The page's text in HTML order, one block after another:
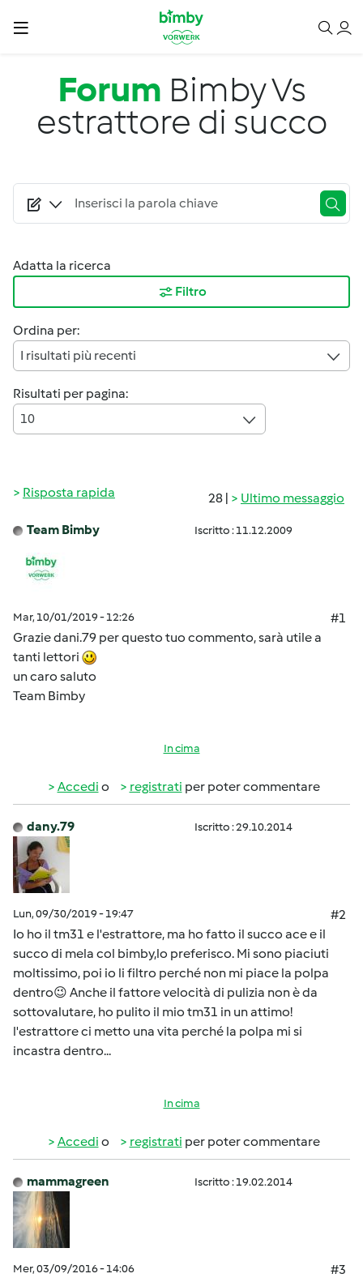
Salta al contenuto principale
Forum Bimby Vs
estrattore di succo
Adatta la ricerca
Filtro
Ordina per:
I risultati più recenti
Risultati per pagina:
10
28 | Ultimo messaggio
Risposta rapida
Team Bimby Iscritto : 11.12.2009
Mar, 10/01/2019 - 12:26
#1
Grazie dani.79 per questo tuo commento, sarà utile a
tanti lettori
un caro saluto
Team Bimby
In cima
Accedi o registrati per poter commentare
dany.79 Iscritto : 29.10.2014
Lun, 09/30/2019 - 19:47
#2
Io ho il tm31 e l'estrattore, ma ho fatto il succo ace e il
succo di mela col bimby,lo preferisco. Mi sono piaciuti
moltissimo, poi io li filtro perché non mi piace la polpa
dentro😉 Anche il fattore velocità di pulizia non è da
sottovalutare, ho pulito il mio tm31 in un attimo!
l'estrattore ci metto una vita perché la polpa mi si
incastra dentro...
In cima
Accedi o registrati per poter commentare
mammagreen Iscritto : 19.02.2014
Mer, 03/09/2016 - 14:06
#3